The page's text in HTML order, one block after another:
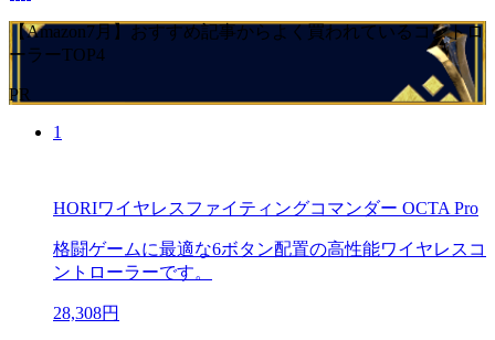
【Amazon7月】おすすめ記事からよく買われているコントロ
ーラーTOP4
PR
1
HORIワイヤレスファイティングコマンダー OCTA Pro
格闘ゲームに最適な6ボタン配置の高性能ワイヤレスコ
ントローラーです。
28,308円